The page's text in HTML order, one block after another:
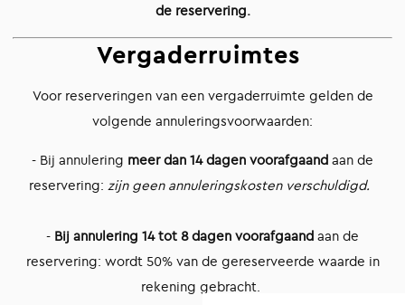
de reservering.
Vergaderruimtes
Voor reserveringen van een vergaderruimte gelden de
volgende annuleringsvoorwaarden:
- Bij annulering meer dan 14 dagen voorafgaand aan de
reservering: zijn geen annuleringskosten verschuldigd.
- Bij annulering 14 tot 8 dagen voorafgaand aan de
reservering: wordt 50% van de gereserveerde waarde in
rekening gebracht.